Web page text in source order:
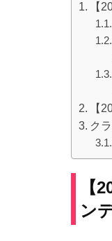
【
【
ク
【
ン